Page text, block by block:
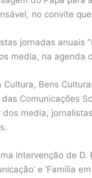
no convite
jornadas anuais
media, na agenda
Bens
Comunicações
media,
intervenção de D.
e ‘Família